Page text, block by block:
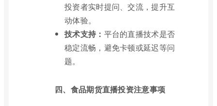
投资者实时提问、交流，提升互
动体验。
技术支持： 平台的直播技术是否
稳定流畅，避免卡顿或延迟等问
题。
四、食品期货直播投资注意事项